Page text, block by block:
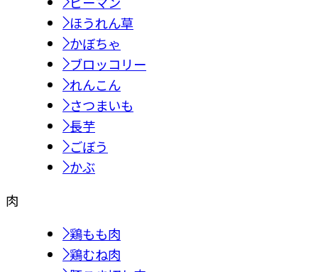
ほうれん草
かぼちゃ
ブロッコリー
れんこん
さつまいも
長芋
ごぼう
かぶ
肉
鶏もも肉
鶏むね肉